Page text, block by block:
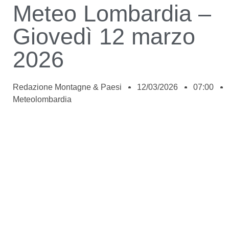
Meteo Lombardia –
Giovedì 12 marzo
2026
Redazione Montagne & Paesi 12/03/2026
07:00
Meteolombardia